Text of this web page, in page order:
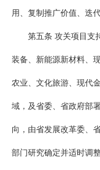
用、复制推广价值、迭
第五条 攻关项目支
装备、新能源新材料、
农业、文化旅游、现代
域，及省委、省政府部
向，由省发展改革委、
部门研究确定并适时调整